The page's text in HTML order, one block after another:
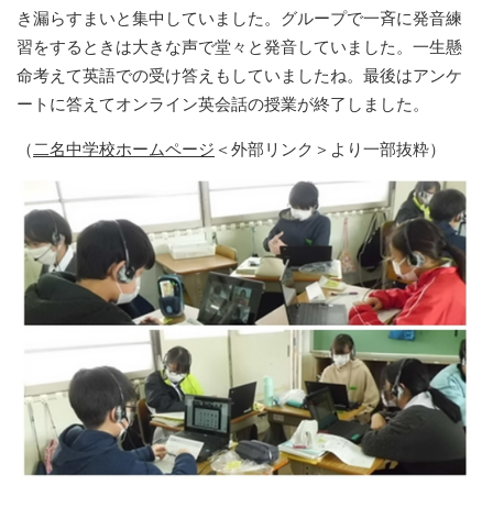
き漏らすまいと集中していました。グループで一斉に発音練
習をするときは大きな声で堂々と発音していました。一生懸
命考えて英語での受け答えもしていましたね。最後はアンケ
ートに答えてオンライン英会話の授業が終了しました。
（ 二名中学校ホームページ ＜外部リンク＞ より一部抜粋）